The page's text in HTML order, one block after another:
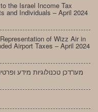
the Israel Income Tax
and Individuals – April 2024
of Wizz Air in
Airport Taxes – April 2024
מעו”דכן טכנולוגיות מידע